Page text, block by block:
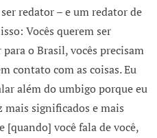
redator – e um redator de
Vocês querem ser
o Brasil, vocês precisam
contato com as coisas. Eu
além do umbigo porque eu
mais significados e mais
[quando] você fala de você,